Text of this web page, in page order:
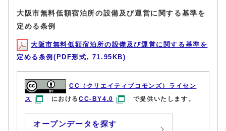
大阪市無料低額宿泊所の設備及び運営に関する基準を
定める条例
大阪市無料低額宿泊所の設備及び運営に関する基準を
定める条例(PDF形式, 71.95KB)
CC（クリエイティブコモンズ）ライセン
ス
におけるCC-BY4.0 で提供いたします。
オープンデータを探す